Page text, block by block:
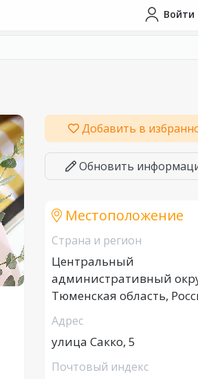
Войти
Добавить в
Обновить
Местоположение
Страна и регион
Центральный
административный
Тюменская область,
Адрес
улица Сакко, 5
Почтовый индекс